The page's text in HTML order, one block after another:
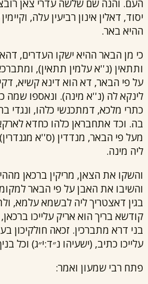
העם. והנה שם שלשה עדרי צאן
יסוד, דאלין אינון רביעין עלה,
ההיא באר.
כי מן הבאר ההיא ישקו העדרים,
ותתאין (נ''א עלמין תתאין),
על פי הבאר, דא הוא דינא קשיא,
לינקא לה (נ''א מינה). ונאספו שמה
כתרי מלכא, דמתכנשי כלהו, ונגדי
בה. וכד אתחבראן כלהו כחדא
מעל פי הבאר, מנדדין (ס''א
ליה מינה.
והשקו את הצאן, מריקין ברכאן
והשיבו את האבן על פי הבאר
בגין דאצטריך ליה לבשמא עלמא,
קודשא בריך הוא אריק עלייכו
בני דרא מתברכין. זכאה חולקיכון
עלייכו כתיב, (ישעיהו נ״ד:י״ג) וכל
פתח רבי שמעון ואמר: